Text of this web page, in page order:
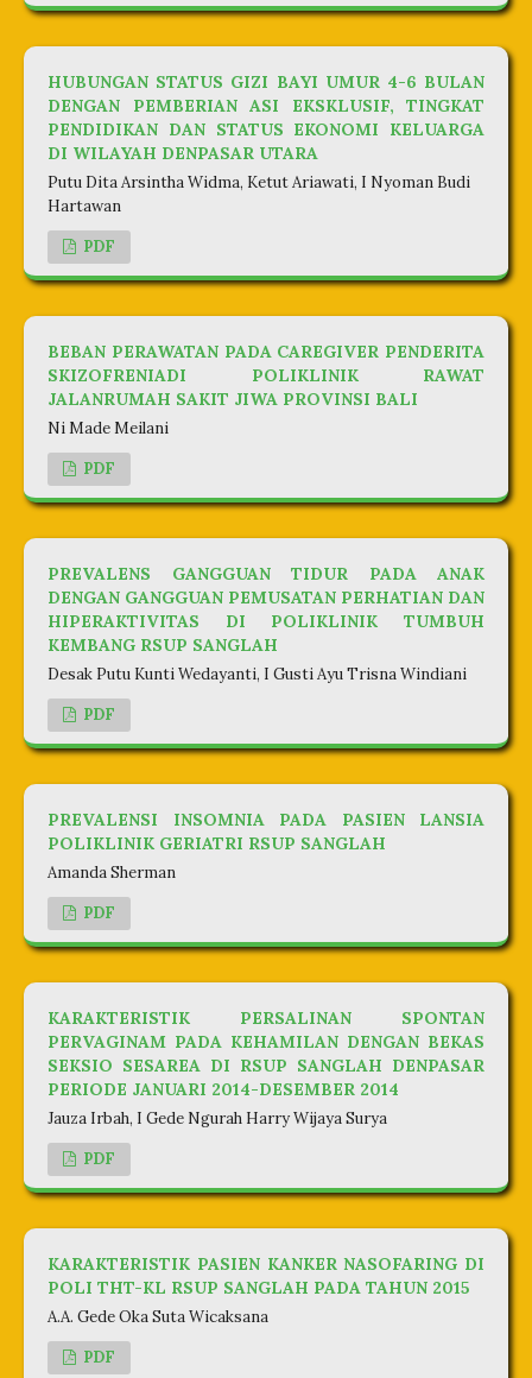
HUBUNGAN STATUS GIZI BAYI UMUR 4-6 BULAN
DENGAN PEMBERIAN ASI EKSKLUSIF, TINGKAT
PENDIDIKAN DAN STATUS EKONOMI KELUARGA
DI WILAYAH DENPASAR UTARA
Putu Dita Arsintha Widma, Ketut Ariawati, I Nyoman Budi
Hartawan
PDF
BEBAN PERAWATAN PADA CAREGIVER PENDERITA
SKIZOFRENIADI POLIKLINIK RAWAT
JALANRUMAH SAKIT JIWA PROVINSI BALI
Ni Made Meilani
PDF
PREVALENS GANGGUAN TIDUR PADA ANAK
DENGAN GANGGUAN PEMUSATAN PERHATIAN DAN
HIPERAKTIVITAS DI POLIKLINIK TUMBUH
KEMBANG RSUP SANGLAH
Desak Putu Kunti Wedayanti, I Gusti Ayu Trisna Windiani
PDF
PREVALENSI INSOMNIA PADA PASIEN LANSIA
POLIKLINIK GERIATRI RSUP SANGLAH
Amanda Sherman
PDF
KARAKTERISTIK PERSALINAN SPONTAN
PERVAGINAM PADA KEHAMILAN DENGAN BEKAS
SEKSIO SESAREA DI RSUP SANGLAH DENPASAR
PERIODE JANUARI 2014-DESEMBER 2014
Jauza Irbah, I Gede Ngurah Harry Wijaya Surya
PDF
KARAKTERISTIK PASIEN KANKER NASOFARING DI
POLI THT-KL RSUP SANGLAH PADA TAHUN 2015
A.A. Gede Oka Suta Wicaksana
PDF